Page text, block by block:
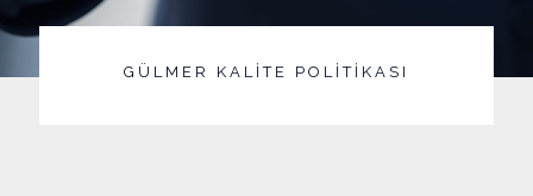
GÜLMER KALİTE POLİTİKASI